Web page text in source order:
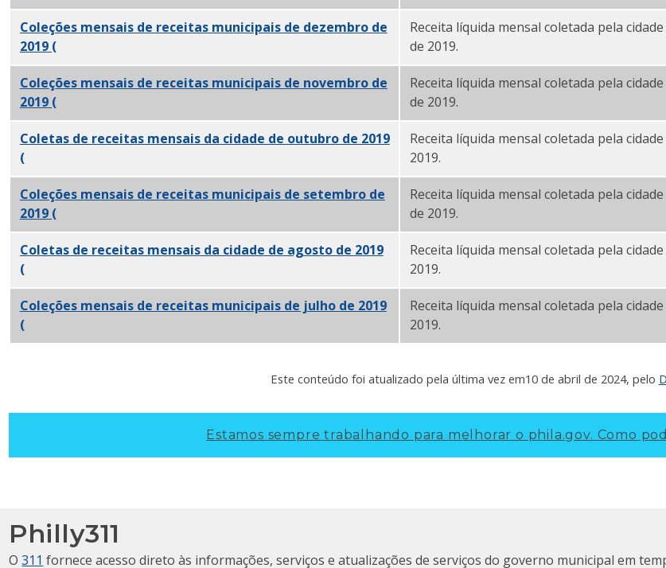
Coleções mensais de receitas municipais de dezembro de
2019(PDF)
Receita líquida mensal coletada pela
de 2019.
Coleções mensais de receitas municipais de novembro de
2019(PDF)
Receita líquida mensal coletada pela
de 2019.
Coletas de receitas mensais da cidade de outubro de 2019
(PDF)
Receita líquida mensal coletada pela
2019.
Coleções mensais de receitas municipais de setembro de
2019(PDF)
Receita líquida mensal coletada pela
de 2019.
Coletas de receitas mensais da cidade de agosto de 2019
(PDF)
Receita líquida mensal coletada pela
2019.
Coleções mensais de receitas municipais de julho de 2019
(PDF)
Receita líquida mensal coletada pela
2019.
Este conteúdo foi atualizado pela última vez em10 de abril de 2024, pelo
Estamos sempre trabalhando para melhorar o phila.gov. Como
Philly311
O311 fornece acesso direto às informações, serviços e atualizações de serviços do governo municipal em